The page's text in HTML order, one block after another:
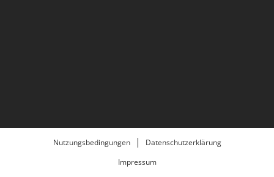
Nutzungsbedingungen
Datenschutzerklärung
Impressum